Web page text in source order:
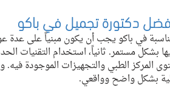
أفضل دكتورة تجميل في باكو
في باكو يجب أن يكون مبنياً على
بشكل مستمر. ثانياً، استخدام التقنيات
المركز الطبي والتجهيزات الموجودة
بشكل واضح وواقعي.